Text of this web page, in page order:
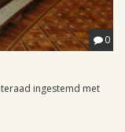
0
ingestemd met